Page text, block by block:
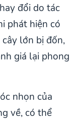
đổi do tác
phát hiện có
lớn bị đốn,
giá lại phong
nhọn của
về, có thể